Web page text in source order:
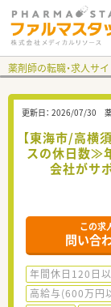
薬剤師の転職・求人サ
更新日： 2026/07/30
【東海市/高横
スの休日数≫
会社がサ
この求
問い合
年間休日120日
高給与(600万円